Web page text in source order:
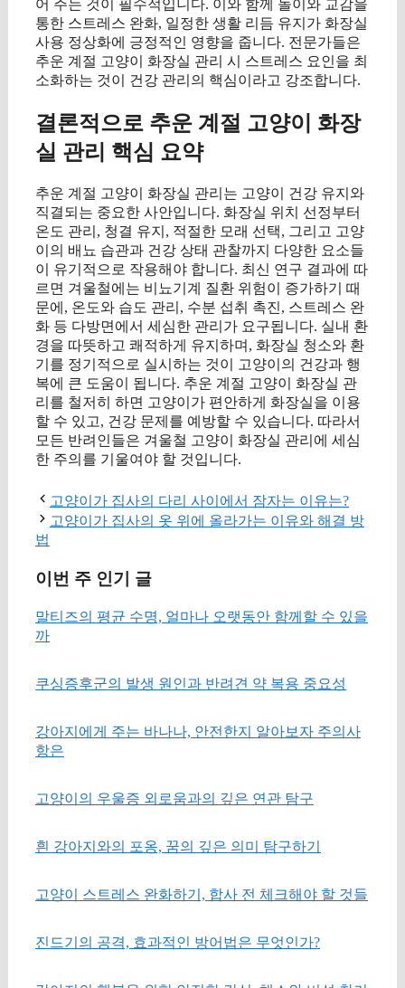
어 주는 것이 필수적입니다. 이와 함께 놀이와 교감을
통한 스트레스 완화, 일정한 생활 리듬 유지가 화장실
사용 정상화에 긍정적인 영향을 줍니다. 전문가들은
추운 계절 고양이 화장실 관리 시 스트레스 요인을 최
소화하는 것이 건강 관리의 핵심이라고 강조합니다.
결론적으로 추운 계절 고양이 화장
실 관리 핵심 요약
추운 계절 고양이 화장실 관리는 고양이 건강 유지와
직결되는 중요한 사안입니다. 화장실 위치 선정부터
온도 관리, 청결 유지, 적절한 모래 선택, 그리고 고양
이의 배뇨 습관과 건강 상태 관찰까지 다양한 요소들
이 유기적으로 작용해야 합니다. 최신 연구 결과에 따
르면 겨울철에는 비뇨기계 질환 위험이 증가하기 때
문에, 온도와 습도 관리, 수분 섭취 촉진, 스트레스 완
화 등 다방면에서 세심한 관리가 요구됩니다. 실내 환
경을 따뜻하고 쾌적하게 유지하며, 화장실 청소와 환
기를 정기적으로 실시하는 것이 고양이의 건강과 행
복에 큰 도움이 됩니다. 추운 계절 고양이 화장실 관
리를 철저히 하면 고양이가 편안하게 화장실을 이용
할 수 있고, 건강 문제를 예방할 수 있습니다. 따라서
모든 반려인들은 겨울철 고양이 화장실 관리에 세심
한 주의를 기울여야 할 것입니다.
고양이가 집사의 다리 사이에서 잠자는 이유는?
고양이가 집사의 옷 위에 올라가는 이유와 해결 방
법
이번 주 인기 글
말티즈의 평균 수명, 얼마나 오랫동안 함께할 수 있을
까
쿠싱증후군의 발생 원인과 반려견 약 복용 중요성
강아지에게 주는 바나나, 안전한지 알아보자 주의사
항은
고양이의 우울증 외로움과의 깊은 연관 탐구
흰 강아지와의 포옹, 꿈의 깊은 의미 탐구하기
고양이 스트레스 완화하기, 합사 전 체크해야 할 것들
진드기의 공격, 효과적인 방어법은 무엇인가?